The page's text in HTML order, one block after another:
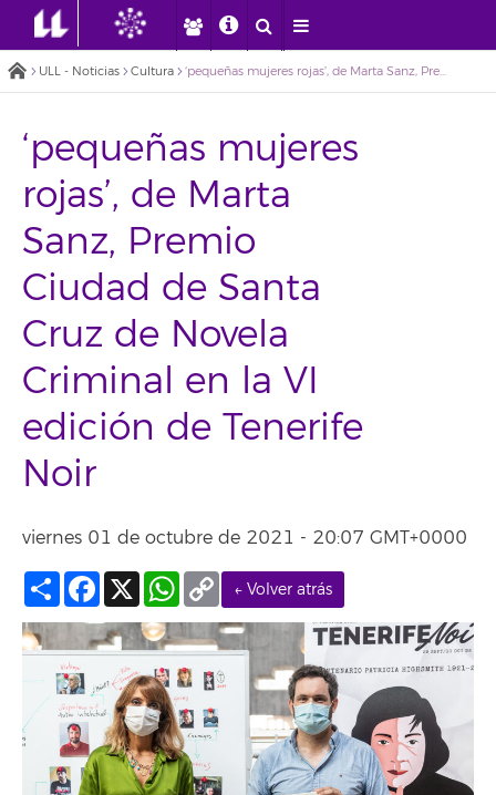
ULL - Noticias Cultura ‘pequeñas mujeres rojas’, de Marta Sanz, Premio Ciudad de Santa Cruz de Novela Criminal en la VI edición de Tenerife Noir
‘pequeñas mujeres
rojas’, de Marta
Sanz, Premio
Ciudad de Santa
Cruz de Novela
Criminal en la VI
edición de Tenerife
Noir
viernes 01 de octubre de 2021 - 20:07 GMT+0000
← Volver atrás
Compartir
Facebook
X WhatsApp
Copy
Link